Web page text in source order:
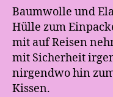
Baumwolle und
Hülle zum
mit auf Reisen
mit Sicherheit
nirgendwo hin
Kissen.